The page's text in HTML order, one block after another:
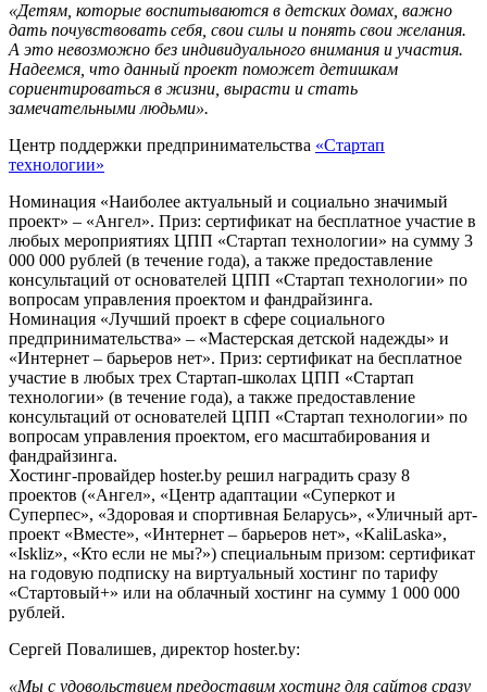
«Детям, которые воспитываются в детских домах, важно
дать почувствовать себя, свои силы и понять свои желания.
А это невозможно без индивидуального внимания и участия.
Надеемся, что данный проект поможет детишкам
сориентироваться в жизни, вырасти и стать
замечательными людьми».
Центр поддержки предпринимательства «Стартап
технологии»
Номинация «Наиболее актуальный и социально значимый
проект» – «Ангел». Приз: сертификат на бесплатное участие в
любых мероприятиях ЦПП «Стартап технологии» на сумму 3
000 000 рублей (в течение года), а также предоставление
консультаций от основателей ЦПП «Стартап технологии» по
вопросам управления проектом и фандрайзинга.
Номинация «Лучший проект в сфере социального
предпринимательства» – «Мастерская детской надежды» и
«Интернет – барьеров нет». Приз: сертификат на бесплатное
участие в любых трех Стартап-школах ЦПП «Стартап
технологии» (в течение года), а также предоставление
консультаций от основателей ЦПП «Стартап технологии» по
вопросам управления проектом, его масштабирования и
фандрайзинга.
Хостинг-провайдер hoster.by решил наградить сразу 8
проектов («Ангел», «Центр адаптации «Суперкот и
Суперпес», «Здоровая и спортивная Беларусь», «Уличный арт-
проект «Вместе», «Интернет – барьеров нет», «KaliLaska»,
«Iskliz», «Кто если не мы?») специальным призом: сертификат
на годовую подписку на виртуальный хостинг по тарифу
«Стартовый+» или на облачный хостинг на сумму 1 000 000
рублей.
Сергей Повалишев, директор hoster.by:
«Мы с удовольствием предоставим хостинг для сайтов сразу